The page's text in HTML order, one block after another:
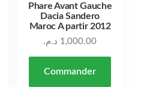
Phare Avant Gauche
Dacia Sandero
Maroc A partir 2012
1,000.00 د.م.
Commander